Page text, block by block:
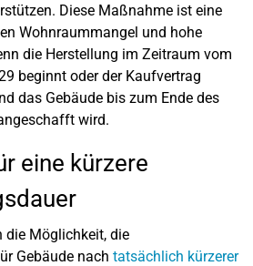
Diese Maßnahme ist eine
Wohnraummangel und hohe
die Herstellung im Zeitraum vom
beginnt oder der Kaufvertrag
das Gebäude bis zum Ende des
wird.
eine kürzere
die Möglichkeit, die
Gebäude nach tatsächlich kürzerer